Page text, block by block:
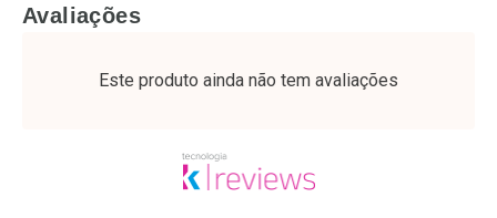
Laboratório
Por Menos Laboratório
Por Menos
Avaliações
Este produto ainda não tem avaliações